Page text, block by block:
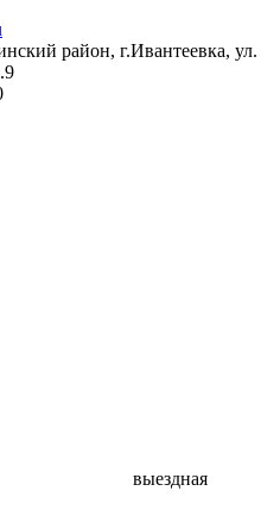
район, г.Ивантеевка, ул.
выездная